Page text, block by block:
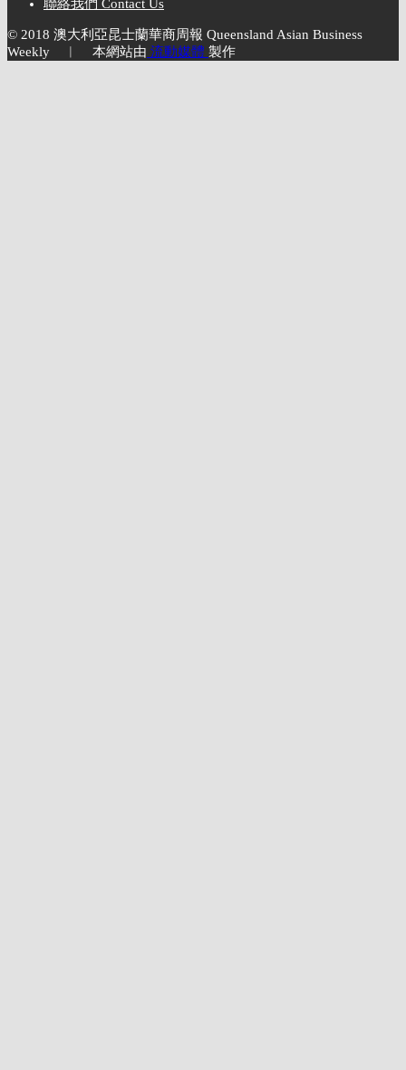
聯絡我們 Contact Us
© 2018 澳大利亞昆士蘭華商周報 Queensland Asian Business
Weekly ︱ 本網站由 流動媒體 製作